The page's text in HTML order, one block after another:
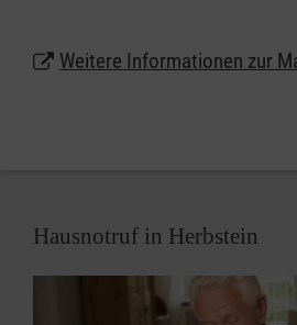
Der Mobile Einkaufswagen
Weitere Informationen zur
Hausnotruf in Herbstein